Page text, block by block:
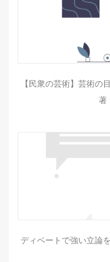
【民衆の芸術】芸術の
著
ディベートで強い立論